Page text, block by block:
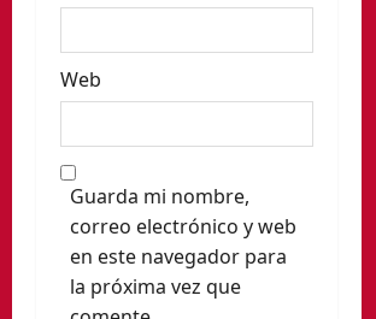
Web
Guarda mi nombre,
correo electrónico y web
en este navegador para
la próxima vez que